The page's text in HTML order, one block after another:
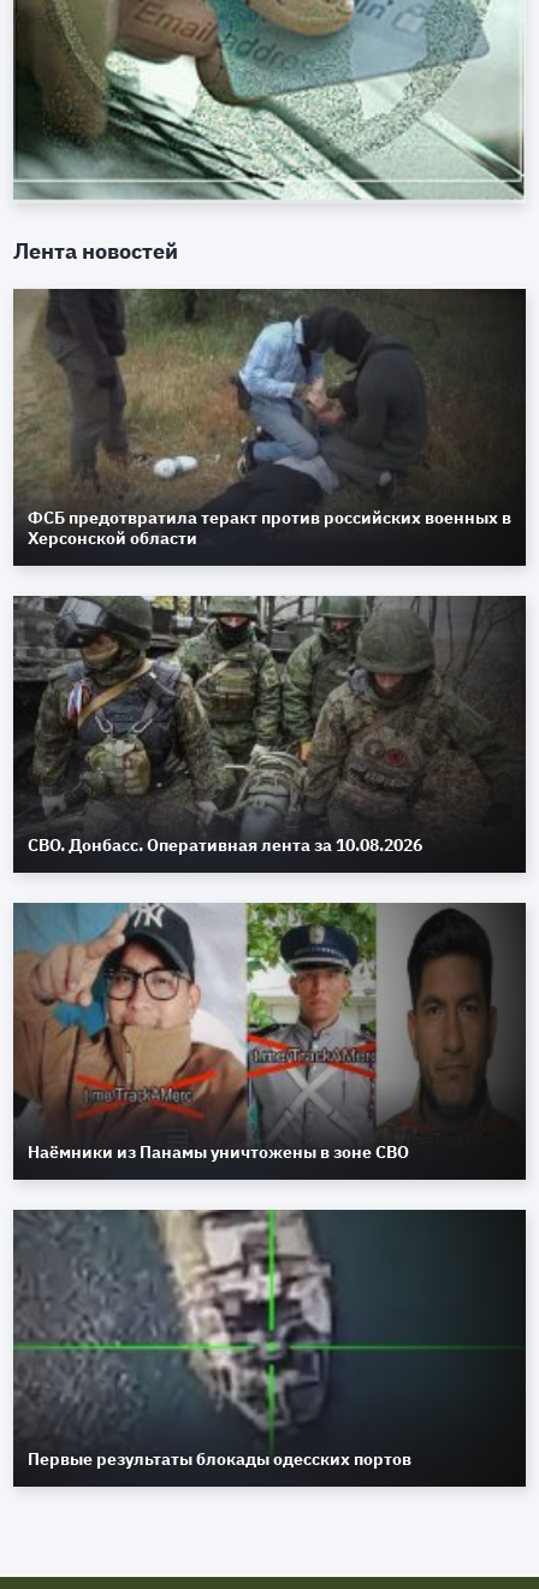
Лента новостей
ФСБ предотвратила теракт против российских военных в
Херсонской области
СВО. Донбасс. Оперативная лента за 10.08.2026
Наёмники из Панамы уничтожены в зоне СВО
Первые результаты блокады одесских портов